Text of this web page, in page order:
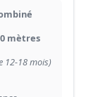
mètres
12-18 mois)